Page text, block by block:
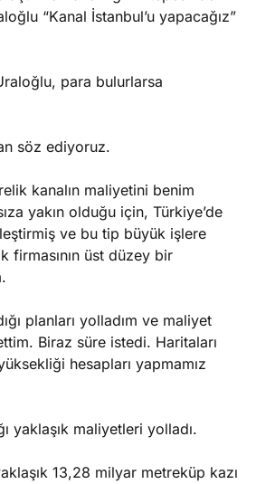
“Kanal İstanbul’u yapacağız”
para bulurlarsa
söz ediyoruz.
kanalın maliyetini benim
yakın olduğu için, Türkiye’de
ve bu tip büyük işlere
firmasının üst düzey bir
planları yolladım ve maliyet
Biraz süre istedi. Haritaları
hesapları yapmamız
yaklaşık maliyetleri yolladı.
13,28 milyar metreküp kazı